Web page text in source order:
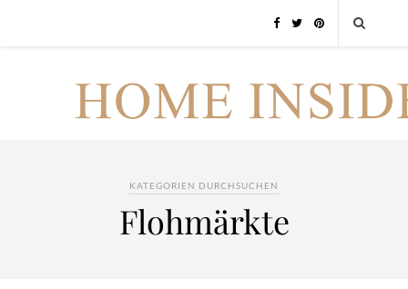
KATEGORIEN DURCHSUCHEN
Flohmärkte